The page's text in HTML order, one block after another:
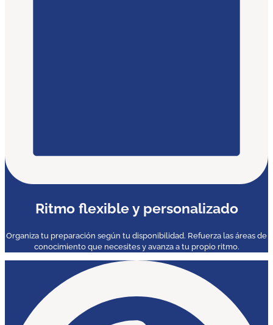
Ritmo flexible y personalizado
Organiza tu preparación según tu disponibilidad. Refuerza las áreas de
conocimiento que necesites y avanza a tu propio ritmo.